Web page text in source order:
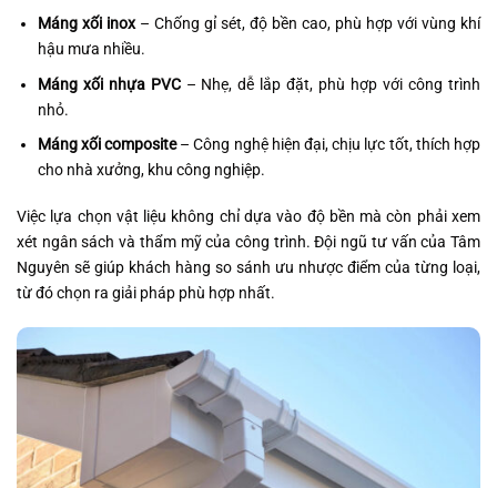
Máng xối inox– Chống gỉ sét, độ bền cao, phù hợp với vùng khí
hậu mưa nhiều.
Máng xối nhựa PVC– Nhẹ, dễ lắp đặt, phù hợp với công trình
nhỏ.
Máng xối composite– Công nghệ hiện đại, chịu lực tốt, thích hợp
cho nhà xưởng, khu công nghiệp.
Việc lựa chọn vật liệu không chỉ dựa vào độ bền mà còn phải xem
xét ngân sách và thẩm mỹ của công trình. Đội ngũ tư vấn của Tâm
Nguyên sẽ giúp khách hàng so sánh ưu nhược điểm của từng loại,
từ đó chọn ra giải pháp phù hợp nhất.